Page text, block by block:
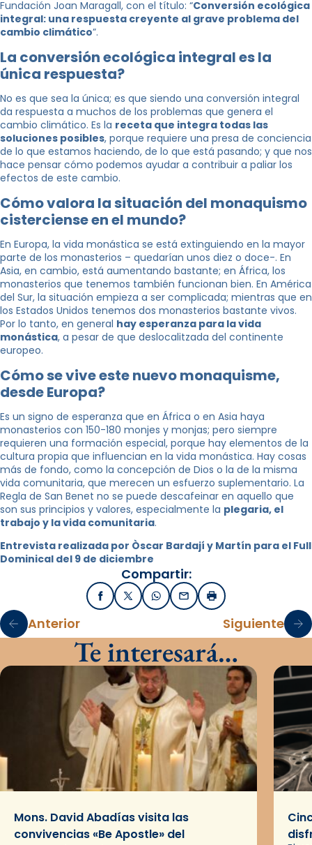
Fundación Joan Maragall, con el título: “Conversión ecológica
integral: una respuesta creyente al grave problema del
cambio climático”.
La conversión ecológica integral es la
única respuesta?
No es que sea la única; es que siendo una conversión integral
da respuesta a muchos de los problemas que genera el
cambio climático. Es la receta que integra todas las
soluciones posibles, porque requiere una presa de conciencia
de lo que estamos haciendo, de lo que está pasando; y que nos
hace pensar cómo podemos ayudar a contribuir a paliar los
efectos de este cambio.
Cómo valora la situación del monaquismo
cisterciense en el mundo?
En Europa, la vida monástica se está extinguiendo en la mayor
parte de los monasterios – quedarían unos diez o doce-. En
Asia, en cambio, está aumentando bastante; en África, los
monasterios que tenemos también funcionan bien. En América
del Sur, la situación empieza a ser complicada; mientras que en
los Estados Unidos tenemos dos monasterios bastante vivos.
Por lo tanto, en general hay esperanza para la vida
monástica, a pesar de que deslocalitzada del continente
europeo.
Cómo se vive este nuevo monaquisme,
desde Europa?
Es un signo de esperanza que en África o en Asia haya
monasterios con 150-180 monjes y monjas; pero siempre
requieren una formación especial, porque hay elementos de la
cultura propia que influencian en la vida monástica. Hay cosas
más de fondo, como la concepción de Dios o la de la misma
vida comunitaria, que merecen un esfuerzo suplementario. La
Regla de San Benet no se puede descafeinar en aquello que
son sus principios y valores, especialmente la plegaria, el
trabajo y la vida comunitaria.
Entrevista realizada por Òscar Bardají y Martín para el Full
Dominical del 9 de diciembre
Compartir:
FacebookX / TwitterWhatsApp
EmailImprimir
Anterior Siguiente
Te interesará…
Mons. David Abadías visita las
convivencias «Be Apostle» del